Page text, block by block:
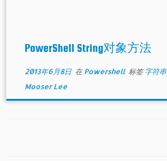
PowerShell String对象方法
2013年6月8日在 Powershell 标签字符串
Mooser Lee